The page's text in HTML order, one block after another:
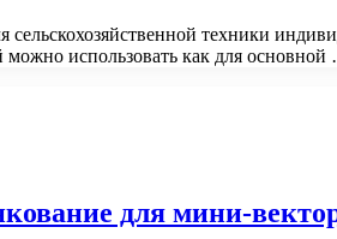
сельскохозяйственной техники
использовать как для
для мини-